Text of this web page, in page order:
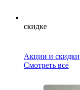
скидке
Акции и скидки
Смотреть все